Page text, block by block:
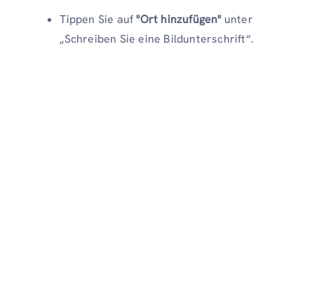
Tippen Sie auf"Ort hinzufügen" unter
„Schreiben Sie eine Bildunterschrift“.